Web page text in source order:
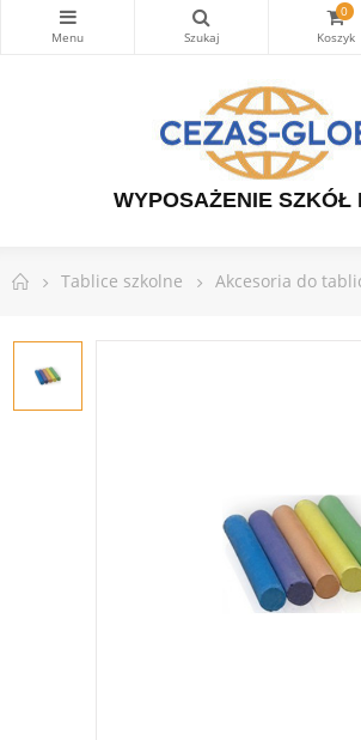
0
WYPOSAŻENIE SZKÓŁ
Tablice szkolne Akcesoria do